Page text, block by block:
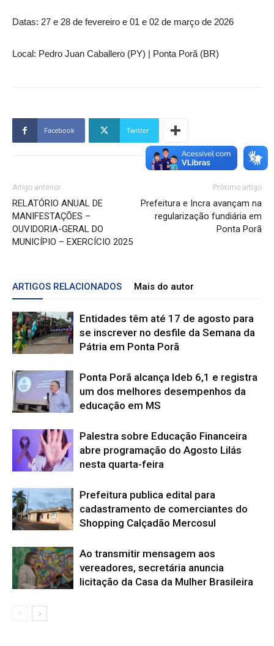
Datas: 27 e 28 de fevereiro e 01 e 02 de março de 2026
Local: Pedro Juan Caballero (PY) | Ponta Porã (BR)
Facebook Twitter
Artigo anterior
RELATÓRIO ANUAL DE
MANIFESTAÇÕES –
OUVIDORIA-GERAL DO
MUNICÍPIO – EXERCÍCIO 2025
Próximo artigo
Prefeitura e Incra avançam na
regularização fundiária em
Ponta Porã
ARTIGOS RELACIONADOS Mais do autor
Entidades têm até 17 de agosto para
se inscrever no desfile da Semana da
Pátria em Ponta Porã
Ponta Porã alcança Ideb 6,1 e registra
um dos melhores desempenhos da
educação em MS
Palestra sobre Educação Financeira
abre programação do Agosto Lilás
nesta quarta-feira
Prefeitura publica edital para
cadastramento de comerciantes do
Shopping Calçadão Mercosul
Ao transmitir mensagem aos
vereadores, secretária anuncia
licitação da Casa da Mulher Brasileira